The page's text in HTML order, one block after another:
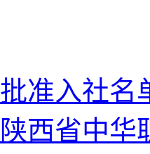
批准入社名
陕西省中华